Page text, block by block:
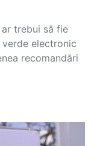
trebui să fie
electronic
recomandări